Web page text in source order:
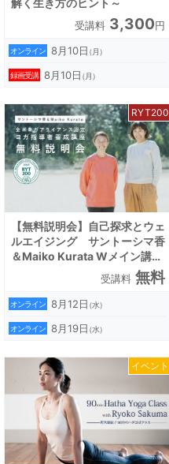
解く生き方のヒント～
受講料 3,300円
オンライン 8月10日（月）
録画受講 8月10日（月）
【無料説明会】自己探求とウェ
ルエイジング サントーシマ香
＆Maiko Kurata Wメイン講師
で行う全米ヨガアライアンス認
定RYT200ヨガ指導者養成講
座
受講料 無料
オンライン 8月12日（水）
オンライン 8月19日（水）
RYT200
イベント